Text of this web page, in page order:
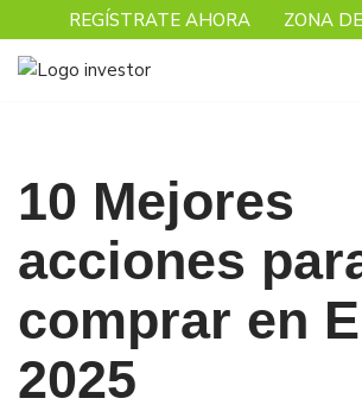
Saltar
REGÍSTRATE AHORA ZONA
10 Mejores
acciones
comprar en
2025